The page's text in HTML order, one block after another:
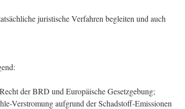
juristische Verfahren begleiten und auch
der BRD und Europäische Gesetzgebung;
Verstromung aufgrund der Schadstoff-Emissionen